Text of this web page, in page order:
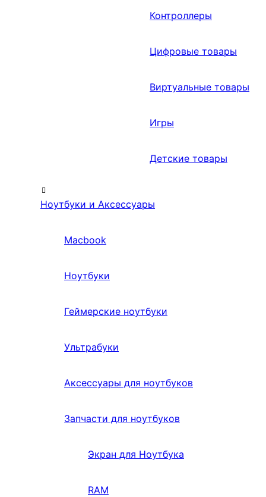
Контроллеры
Цифровые товары
Виртуальные товары
Игры
Детские товары
Ноутбуки и Аксессуары
Macbook
Ноутбуки
Геймерские ноутбуки
Ультрабуки
Аксессуары для ноутбуков
Запчасти для ноутбуков
Экран для Ноутбука
RAM